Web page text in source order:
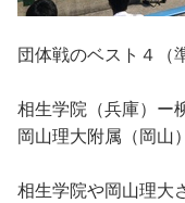
団体戦のベスト４（
相生学院（兵庫）ー
岡山理大附属（岡山
相生学院や岡山理大